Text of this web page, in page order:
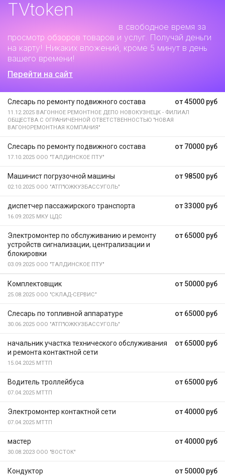
TVtoken
в свободное время за
просмотр обзоров товаров и услуг. Получай деньги
на карту! Никаких вложений, кроме 5 минут в день
вашего времени!
Перейти на сайт
от 45000 руб
Слесарь по ремонту подвижного состава
11.12.2025 ВАГОННОЕ РЕМОНТНОЕ ДЕПО НОВОКУЗНЕЦК - ФИЛИАЛ
ОБЩЕСТВА С ОГРАНИЧЕННОЙ ОТВЕТСТВЕННОСТЬЮ "НОВАЯ
ВАГОНОРЕМОНТНАЯ КОМПАНИЯ"
от 70000 руб
Слесарь по ремонту подвижного состава
17.10.2025 ООО "ТАЛДИНСКОЕ ПТУ"
от 98500 руб
Машинист погрузочной машины
02.10.2025 ООО "АТП"ЮЖКУЗБАССУГОЛЬ"
от 33000 руб
диспетчер пассажирского транспорта
16.09.2025 МКУ ЦДС
от 65000 руб
Электромонтер по обслуживанию и ремонту
устройств сигнализации, централизации и
блокировки
03.09.2025 ООО "ТАЛДИНСКОЕ ПТУ"
от 50000 руб
Комплектовщик
25.08.2025 ООО "СКЛАД-СЕРВИС"
от 65000 руб
Слесарь по топливной аппаратуре
30.06.2025 ООО "АТП"ЮЖКУЗБАССУГОЛЬ"
от 65000 руб
начальник участка технического обслуживания
и ремонта контактной сети
15.04.2025 МТТП
от 65000 руб
Водитель троллейбуса
07.04.2025 МТТП
от 40000 руб
Электромонтер контактной сети
07.04.2025 МТТП
от 40000 руб
мастер
30.08.2023 ООО "ВОСТОК"
от 50000 руб
Кондуктор